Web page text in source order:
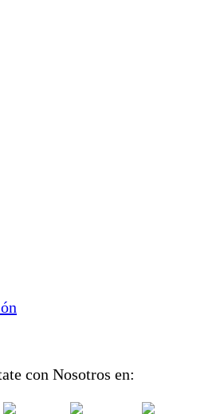
con Nosotros en: